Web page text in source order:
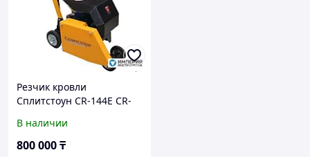
Резчик кровли
Сплитстоун CR-144E CR-
В наличии
800 000₸